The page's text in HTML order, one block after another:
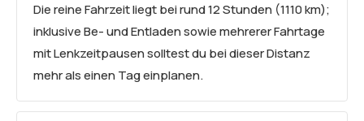
Die reine Fahrzeit liegt bei rund 12 Stunden (1110 km);
inklusive Be- und Entladen sowie mehrerer Fahrtage
mit Lenkzeitpausen solltest du bei dieser Distanz
mehr als einen Tag einplanen.